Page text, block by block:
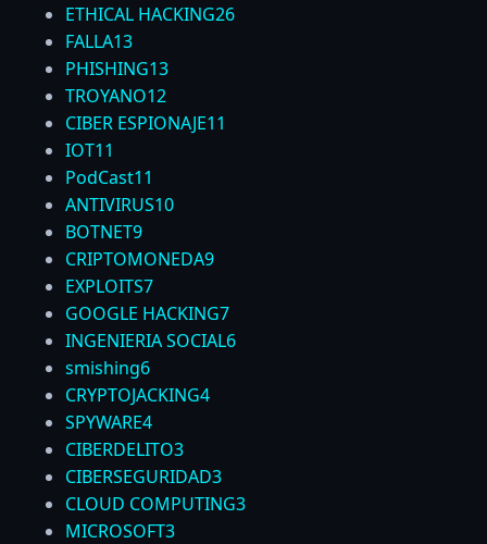
ETHICAL HACKING26
FALLA13
PHISHING13
TROYANO12
CIBER ESPIONAJE11
IOT11
PodCast11
ANTIVIRUS10
BOTNET9
CRIPTOMONEDA9
EXPLOITS7
GOOGLE HACKING7
INGENIERIA SOCIAL6
smishing6
CRYPTOJACKING4
SPYWARE4
CIBERDELITO3
CIBERSEGURIDAD3
CLOUD COMPUTING3
MICROSOFT3